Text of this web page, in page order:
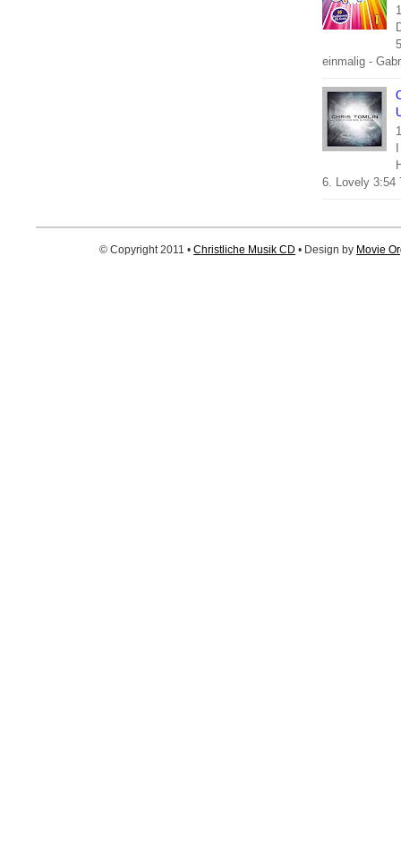
einmalig -
6. Lovely 3:54
© Copyright 2011 •Christliche Musik CD • Design by Movie